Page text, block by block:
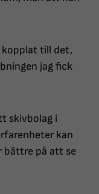
kopplat till det,
jag fick
skivbolag i
kan
bättre på att se